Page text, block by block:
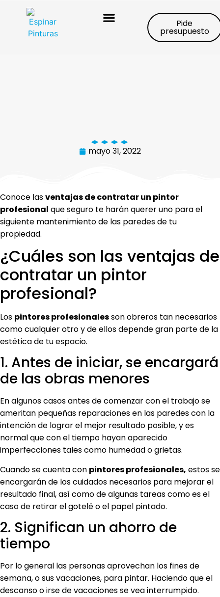
Pide
presupuesto
mayo 31, 2022
Conoce lasventajas de contratar un pintor
profesional que seguro te harán querer uno para el
siguiente mantenimiento de las paredes de tu
propiedad.
¿Cuáles son las ventajas de
contratar un pintor
profesional?
Los pintores profesionalesson obreros tan necesarios
como cualquier otro y de ellos depende gran parte de la
estética de tu espacio.
1. Antes de iniciar, se encargará
de las obras menores
En algunos casos antes de comenzar con el trabajo se
ameritan pequeñas reparaciones en las paredes con la
intención de lograr el mejor resultado posible, y es
normal que con el tiempo hayan aparecido
imperfecciones tales como humedad o grietas.
Cuando se cuenta con pintores profesionales, estos se
encargarán de los cuidados necesarios para mejorar el
resultado final, así como de algunas tareas como es el
caso de retirar el gotelé o el papel pintado.
2. Significan un ahorro de
tiempo
Por lo general las personas aprovechan los fines de
semana, o sus vacaciones, para pintar. Haciendo que el
descanso o irse de vacaciones se vea interrumpido.